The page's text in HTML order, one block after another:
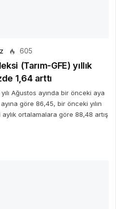
605
(Tarım-GFE) yıllık
1,64 arttı
Ağustos ayında bir önceki aya
göre 86,45, bir önceki yılın
ortalamalara göre 88,48 artış